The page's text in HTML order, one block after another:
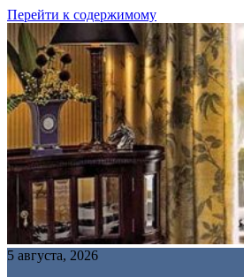
Перейти к содержимому
5 августа, 2026